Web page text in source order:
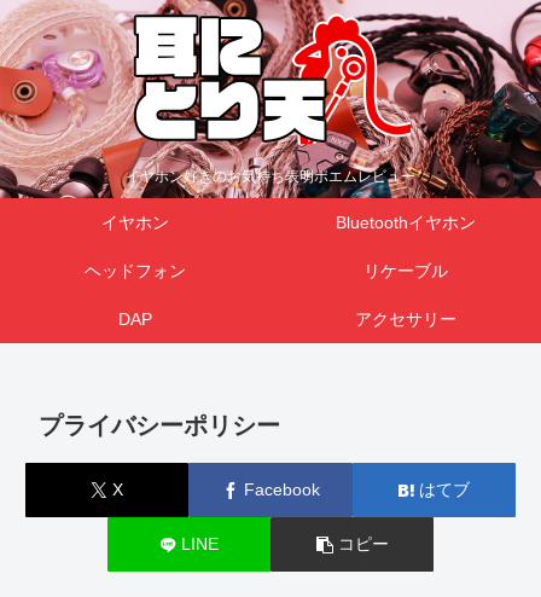
イヤホン好きのお気持ち表明ポエムレビュー
イヤホン Bluetoothイヤホン
ヘッドフォン リケーブル
DAP アクセサリー
プライバシーポリシー
X Facebook はてブ
LINE コピー